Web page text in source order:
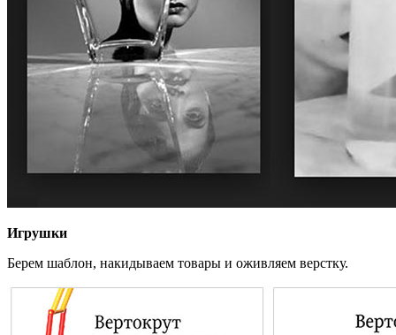
Игрушки
Берем шаблон, накидываем товары и оживляем верстку.